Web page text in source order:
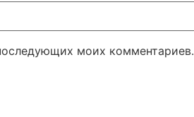
моих комментариев.